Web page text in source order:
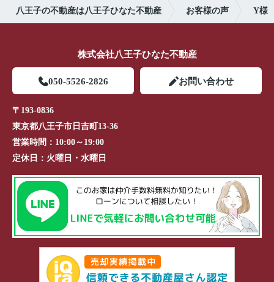
八王子の不動産は八王子ひなた不動産 お客様の声 Y様
株式会社八王子ひなた不動産
050-5526-2826 お問い合わせ
〒193-0836
東京都八王子市日吉町13-36
営業時間： 10:00～19:00
定休日： 火曜日・水曜日